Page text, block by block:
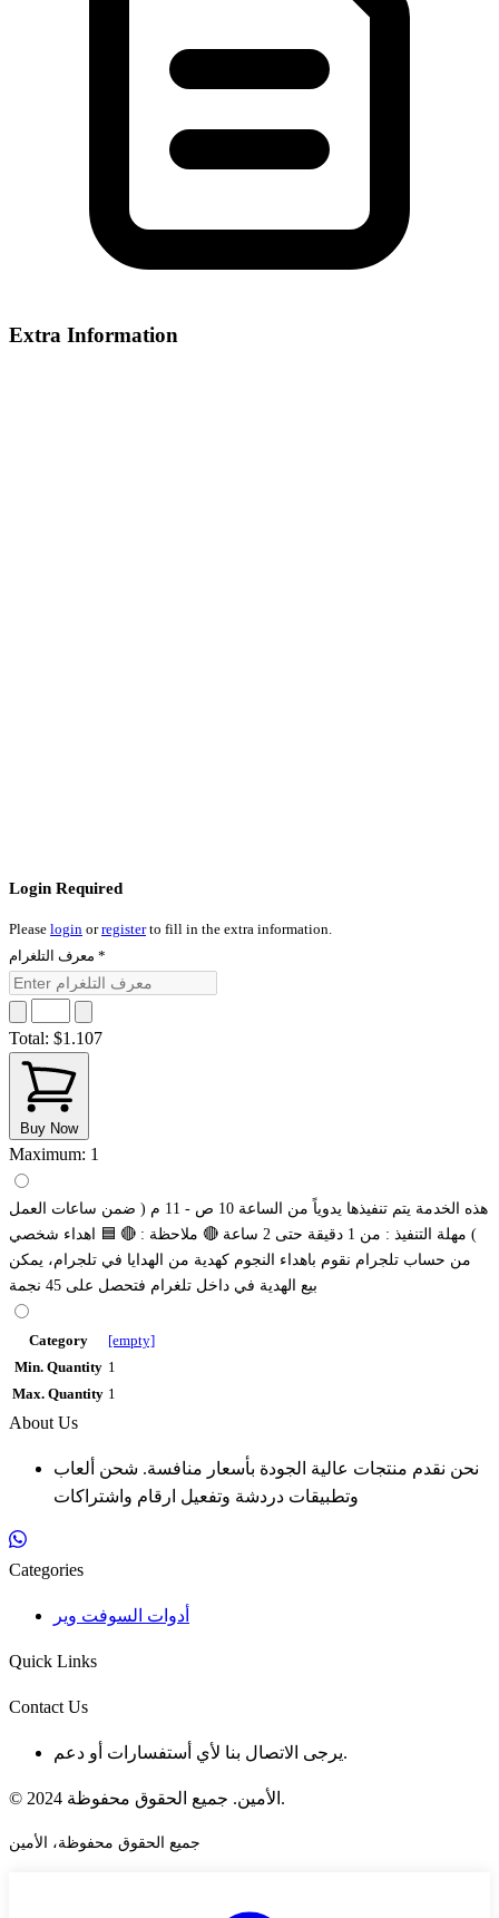
Extra Information
Login Required
Please login orregisterto fill in the extra information.
*
Total: $1.107
Buy Now
Maximum: 1
هذه الخدمة يتم تنفيذها يدوياً من الساعة 10 ص - 11 م ( ضمن ساعات العمل
) مهلة التنفيذ : من 1 دقيقة حتى 2 ساعة 🔴 ملاحظة : 🔴 🟦 اهداء شخصي
من حساب تلجرام نقوم باهداء النجوم كهدية من الهدايا في تلجرام، يمكن
بيع الهدية في داخل تلغرام فتحصل على 45 نجمة
Category
[empty]
Min. Quantity 1
Max. Quantity 1
About Us
نحن نقدم منتجات عالية الجودة بأسعار منافسة. شحن ألعاب
وتطبيقات دردشة وتفعيل ارقام واشتراكات
Categories
أدوات السوفت وير
Quick Links
Contact Us
يرجى الاتصال بنا لأي أستفسارات أو دعم.
© 2024 الأمين. جميع الحقوق محفوظة.
جميع الحقوق محفوظة، الأمين